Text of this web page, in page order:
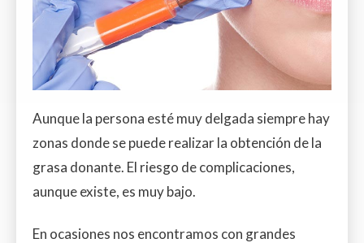
Aunque la persona esté muy delgada siempre hay
zonas donde se puede realizar la obtención de la
grasa donante. El riesgo de complicaciones,
aunque existe, es muy bajo.
En ocasiones nos encontramos con grandes